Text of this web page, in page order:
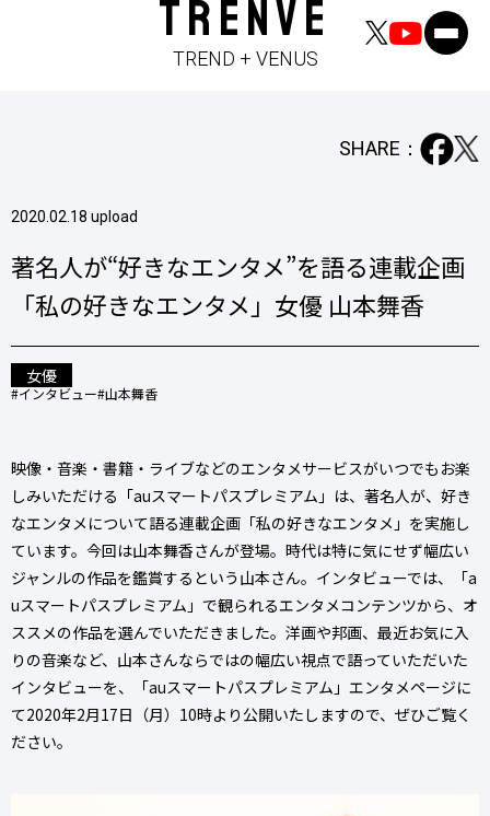
TRENVE
TREND + VENUS
2020.02.18 upload
SHARE：
著名人が“好きなエンタメ”を語る連載企画
「私の好きなエンタメ」女優 山本舞香
女優
#インタビュー#山本舞香
映像・音楽・書籍・ライブなどのエンタメサービスがいつでもお楽
しみいただける「auスマートパスプレミアム」は、著名人が、好き
なエンタメについて語る連載企画「私の好きなエンタメ」を実施し
ています。今回は山本舞香さんが登場。時代は特に気にせず幅広い
ジャンルの作品を鑑賞するという山本さん。インタビューでは、「a
uスマートパスプレミアム」で観られるエンタメコンテンツから、オ
ススメの作品を選んでいただきました。洋画や邦画、最近お気に入
りの音楽など、山本さんならではの幅広い視点で語っていただいた
インタビューを、「auスマートパスプレミアム」エンタメページに
て2020年2月17日（月）10時より公開いたしますので、ぜひご覧く
ださい。